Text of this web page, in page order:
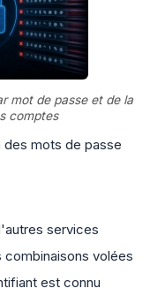
mot de passe et de la
comptes
des mots de passe
services
volées
est connu